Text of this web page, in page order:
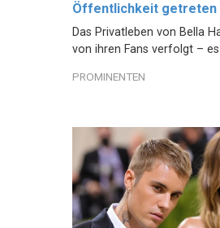
Öffentlichkeit getreten
Das Privatleben von Bella
von ihren Fans verfolgt – es
PROMINENTEN